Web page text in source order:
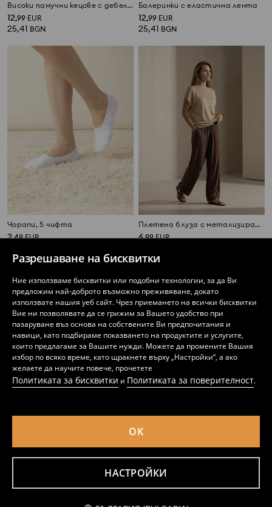
Разрешаване на бисквитки
Ние използваме бисквитки или подобни технологии, за да Ви
предложим най-доброто възможно преживяване, докато
използвате нашия уеб сайт. Чрез приемането на всички бисквитки
Вие ни позволявате да се грижим за Вашето удобство при
пазаруване въз основа на собствените Ви предпочитания и
навици, като подбираме показването на продуктите и услугите,
които предлагаме за Вашите нужди. Можете да промените Вашия
избор по всяко време, като щракнете върху „Настройки“, а ако
желаете да научите повече, прочетете
Политиката за бисквитки и Политиката за поверителност.
НАСТРОЙКИ
OK
Високи памучни кецове с дебела подметка
12,99 EUR
25,41 BGN
Балеринки с еластична лента
12,99 EUR
25,41 BGN
Чорапи, 5 чифта
2,49 EUR
Плетена блуза с метализирана нишка и примес от вискоза
6,99 EUR
,49 EUR 9,99 EUR
19,54
Уведоми ме